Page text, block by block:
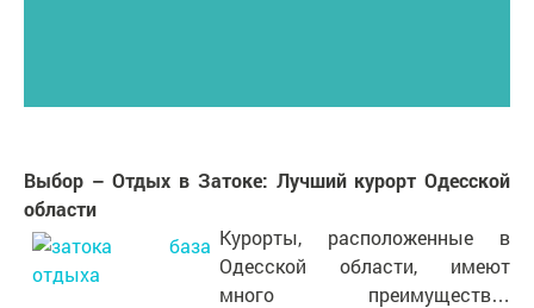
Выбор – Отдых в Затоке: Лучший курорт Одесской
области
Курорты, расположенные в
Одесской области, имеют
много преимуществ…